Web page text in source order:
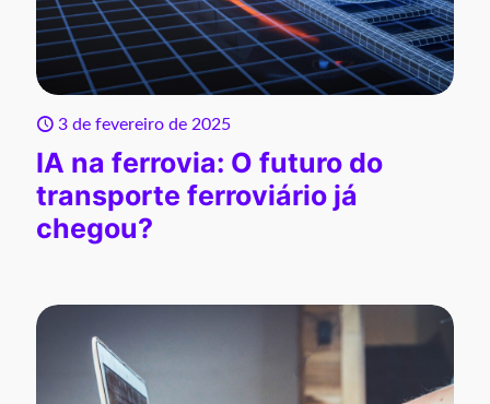
3 de fevereiro de 2025
IA na ferrovia: O futuro do
transporte ferroviário já
chegou?